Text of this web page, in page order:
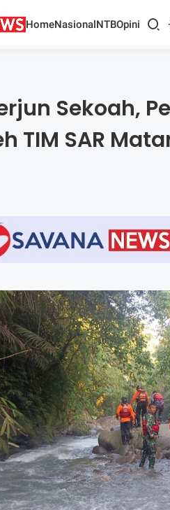
HomeNasionalNTBOpini
Sekoah,
TIM SAR